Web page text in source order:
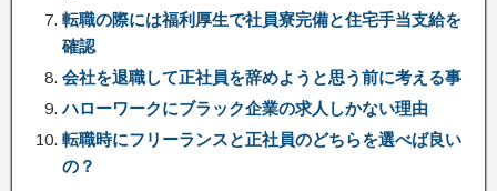
転職の際には福利厚生で社員寮完備と住宅手当支給を
確認
会社を退職して正社員を辞めようと思う前に考える事
ハローワークにブラック企業の求人しかない理由
転職時にフリーランスと正社員のどちらを選べば良い
の？